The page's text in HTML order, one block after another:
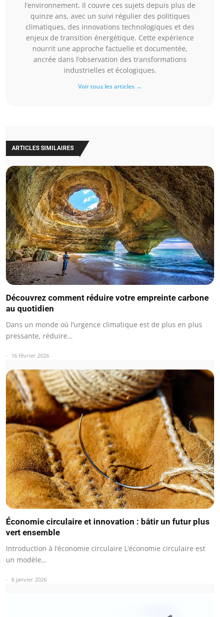
l’environnement. Il couvre ces sujets depuis plus de
quinze ans, avec un suivi régulier des politiques
climatiques, des innovations technologiques et des
enjeux de transition énergétique. Cette expérience
nourrit une approche factuelle et documentée,
ancrée dans l’observation des transformations
industrielles et écologiques.
Voir tous les articles →
ARTICLES SIMILAIRES
Découvrez comment réduire votre empreinte carbone
au quotidien
Dans un monde où l’urgence climatique est de plus en plus
pressante, réduire…
16 février 2026
Économie circulaire et innovation : bâtir un futur plus
vert ensemble
Introduction à l’économie circulaire L’économie circulaire est
un modèle…
8 janvier 2026